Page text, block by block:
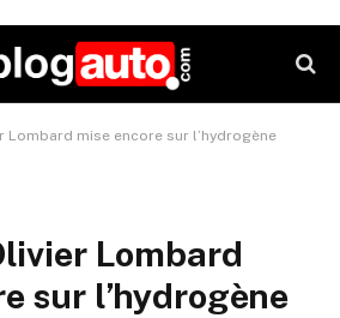
Lombard mise encore sur l’hydrogène
Lombard
sur l’hydrogène